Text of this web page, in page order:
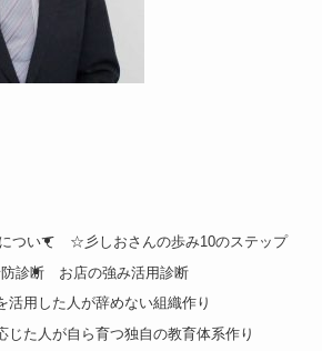
ついて
☆彡しおさんの歩み10のステップ
診断
お店の強み活用診断
活用した人が辞めない組織作り
じた人が自ら育つ独自の教育体系作り